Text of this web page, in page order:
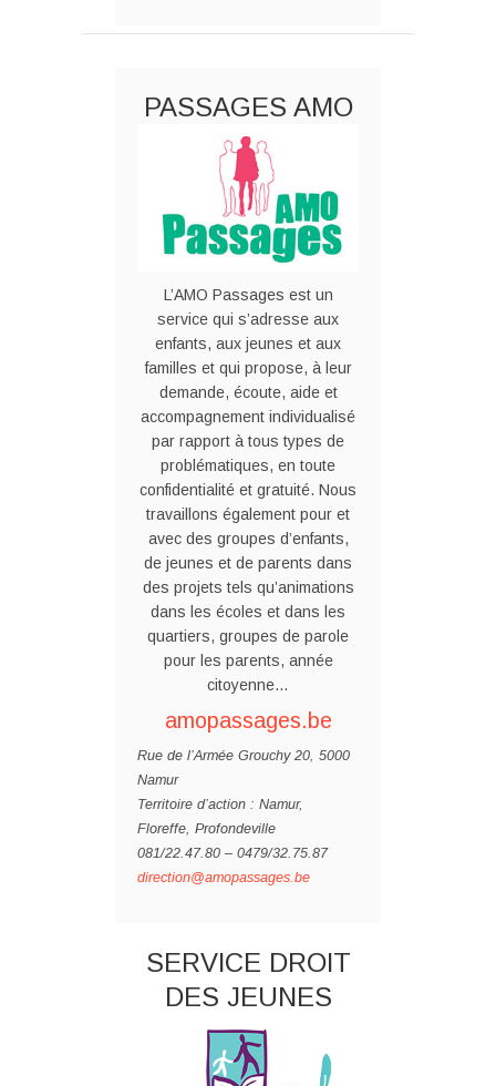
PASSAGES AMO
L’AMO Passages est un
service qui s’adresse aux
enfants, aux jeunes et aux
familles et qui propose, à leur
demande, écoute, aide et
accompagnement individualisé
par rapport à tous types de
problématiques, en toute
confidentialité et gratuité. Nous
travaillons également pour et
avec des groupes d’enfants,
de jeunes et de parents dans
des projets tels qu’animations
dans les écoles et dans les
quartiers, groupes de parole
pour les parents, année
citoyenne…
amopassages.be
Rue de l’Armée Grouchy 20, 5000
Namur
Territoire d’action : Namur,
Floreffe, Profondeville
081/22.47.80 – 0479/32.75.87
direction@amopassages.be
SERVICE DROIT
DES JEUNES